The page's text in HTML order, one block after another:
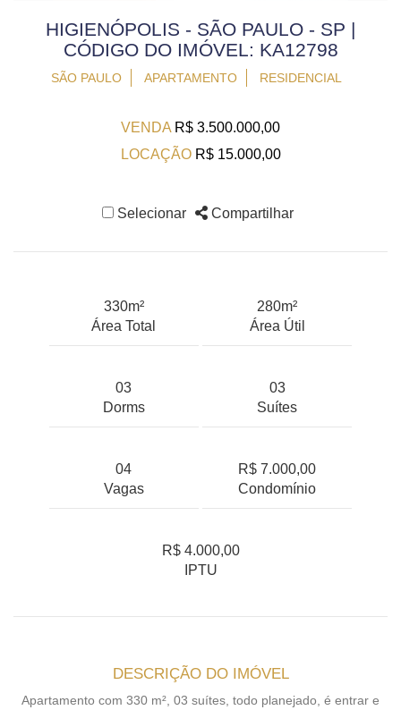
HIGIENÓPOLIS - SÃO PAULO - SP |
CÓDIGO DO IMÓVEL: KA12798
SÃO PAULO APARTAMENTO RESIDENCIAL
VENDA R$ 3.500.000,00
LOCAÇÃOR$ 15.000,00
Selecionar Compartilhar
330m²
Área Total
280m²
Área Útil
03
Dorms
03
Suítes
04
Vagas
R$ 7.000,00
Condomínio
R$ 4.000,00
IPTU
DESCRIÇÃO DO IMÓVEL
Apartamento com 330 m², 03 suítes, todo planejado, é entrar e